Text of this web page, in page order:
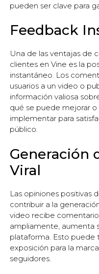
pueden ser clave para
Feedback
Una de las ventajas de
clientes en Vine es la
instantáneo. Los
usuarios a un video o
información valiosa
qué se puede mejorar
implementar para
público.
Generación
Viral
Las opiniones positivas
contribuir a la
video recibe
ampliamente, aumenta
plataforma. Esto puede
exposición para la
seguidores.